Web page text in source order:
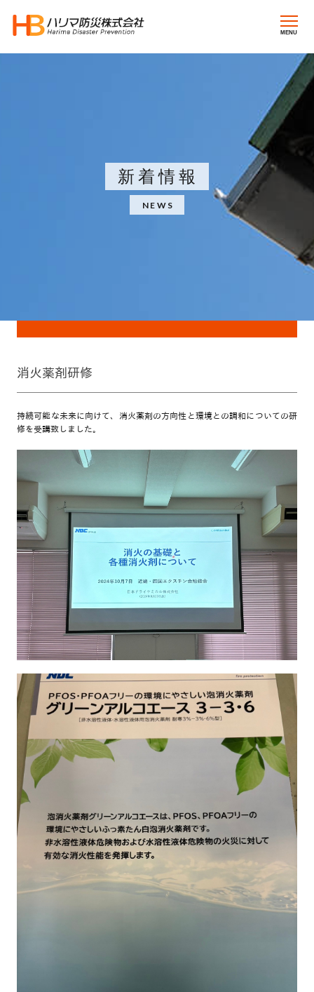
MENU
新着情報
NEWS
消火薬剤研修
持続可能な未来に向けて、消火薬剤の方向性と環境との調和についての研
修を受講致しました。